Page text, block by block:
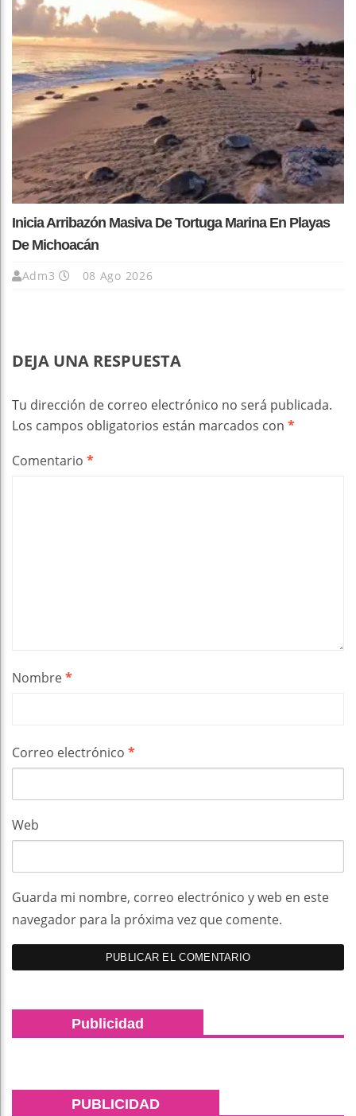
Inicia Arribazón Masiva De Tortuga Marina En Playas
De Michoacán
Adm3 08 Ago 2026
DEJA UNA RESPUESTA
Tu dirección de correo electrónico no será publicada.
Los campos obligatorios están marcados con *
Comentario *
Nombre*
Correo electrónico *
Web
Guarda mi nombre, correo electrónico y web en este
navegador para la próxima vez que comente.
Publicidad
PUBLICIDAD